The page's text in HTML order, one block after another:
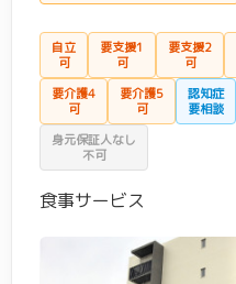
自立
可
要支援1
可
要支援2
可
要介護4
可
要介護5
可
認知症
要相談
身元保証人なし
不可
食事サービス